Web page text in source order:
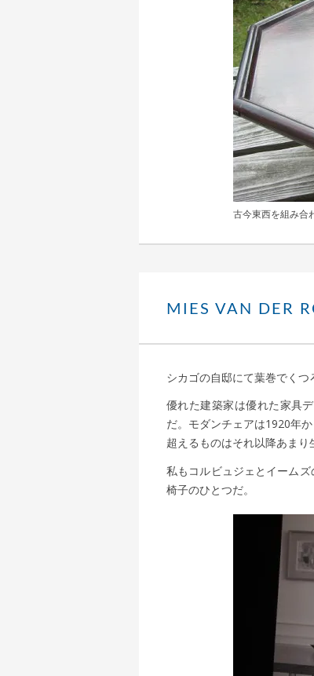
古今東西を組み合
MIES VAN DER
シカゴの自邸にて葉巻で
優れた建築家は優れた家具
だ。モダンチェアは1920年
超えるものはそれ以降あまり
私もコルビュジェとイーム
椅子のひとつだ。